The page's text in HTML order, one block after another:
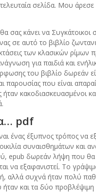
σελίδα. Μου
σας κάνει να
σε αυτό το βιβλίο
των κλασικών
για παιδιά και
του βιβλίο δωρεάν
παρουσίας που είναι
κακοδιασκευασμένοι
pdf
ένας έξυπνος τρόπος να
συναισθημάτων
epub δωρεάν λήψη που θα
να εξαφανιστεί. Το
αλλά συχνά ήταν πολύ
και τα δύο προβλέψιμη